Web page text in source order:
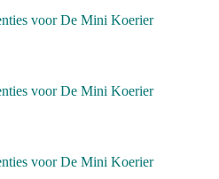
voor De Mini Koerier
voor De Mini Koerier
voor De Mini Koerier